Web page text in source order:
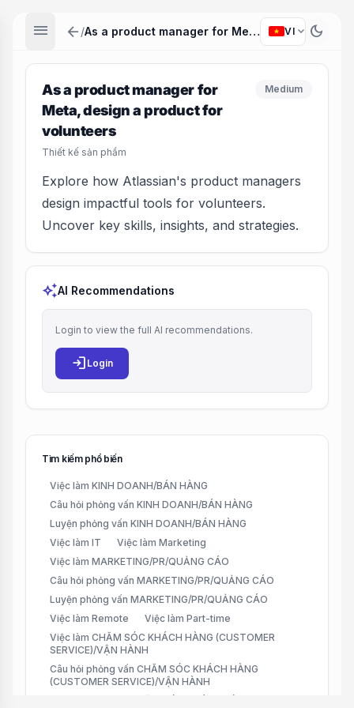
menu arrow_back / As a product manager for Meta, design a product for volunteers VI expand_more dark_mode
As a product manager for
Meta, design a product for
volunteers
Thiết kế sản phẩm
Medium
Explore how Atlassian's product managers
design impactful tools for volunteers.
Uncover key skills, insights, and strategies.
auto_awesomeAI Recommendations
Login to view the full AI recommendations.
login Login
Tìm kiếm phổ biến
Việc làm KINH DOANH/BÁN HÀNG
Câu hỏi phỏng vấn KINH DOANH/BÁN HÀNG
Luyện phỏng vấn KINH DOANH/BÁN HÀNG
Việc làm IT
Việc làm Marketing
Việc làm MARKETING/PR/QUẢNG CÁO
Câu hỏi phỏng vấn MARKETING/PR/QUẢNG CÁO
Luyện phỏng vấn MARKETING/PR/QUẢNG CÁO
Việc làm Remote
Việc làm Part-time
Việc làm CHĂM SÓC KHÁCH HÀNG (CUSTOMER
SERVICE)/VẬN HÀNH
Câu hỏi phỏng vấn CHĂM SÓC KHÁCH HÀNG
(CUSTOMER SERVICE)/VẬN HÀNH